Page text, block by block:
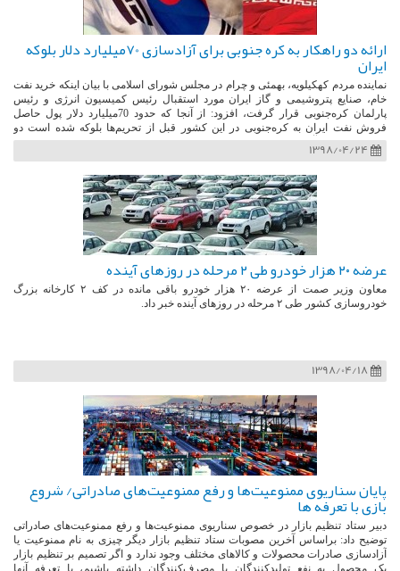
ارائه دو راهکار به کره جنوبی برای آزادسازی 70میلیارد دلار بلوکه
ایران
نماینده مردم کهکیلویه، بهمئی و چرام در مجلس شورای اسلامی با بیان اینکه خرید نفت
خام، صنایع پتروشیمی و گاز ایران مورد استقبال رئیس کمیسیون انرژی و رئیس
پارلمان کره‌جنوبی قرار گرفت، افزود: از آنجا که حدود 70میلیارد دلار پول حاصل
فروش نفت ایران به کره‌جنوبی در این کشور قبل از تحریم‌ها بلوکه شده است دو
راهکار پیش پای آن‌ها گذاشتیم.
1398/04/24
عرضه ۲۰ هزار خودرو طی ۲ مرحله در روزهای آینده
معاون وزیر صمت از عرضه ۲۰ هزار خودرو باقی مانده در کف ۲ کارخانه بزرگ
خودروسازی کشور طی ۲ مرحله در روزهای آینده خبر داد.
1398/04/18
پایان سناریوی ممنوعیت‌ها و رفع ممنوعیت‌های صادراتی/ شروع
بازی با تعرفه ها
دبیر ستاد تنظیم بازار در خصوص سناریوی ممنوعیت‌ها و رفع ممنوعیت‌های صادراتی
توضیح داد: براساس آخرین مصوبات ستاد تنظیم بازار دیگر چیزی به نام ممنوعیت یا
آزادسازی صادرات محصولات و کالاهای مختلف وجود ندارد و اگر تصمیم بر تنظیم بازار
یک محصول به نفع تولیدکنندگان یا مصرف‌کنندگان داشته باشیم، با تعرفه آنها